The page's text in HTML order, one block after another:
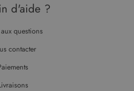
d'aide ?
questions
contacter